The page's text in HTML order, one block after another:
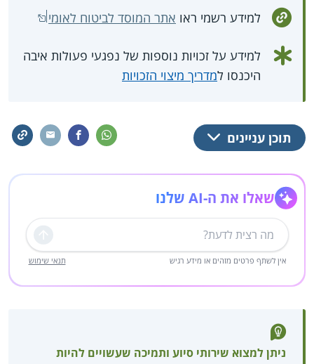
למידע רשמי ראו אתר המוסד לביטוח לאומי
למידע על זכויות נוספות של נפגעי פעולות איבה
היכנסו למדריך מיצוי הזכויות
תוכן עניינים
שאלו את ה-AI שלנו
שליחה
אין לשתף פרטים מזהים או מידע רגיש תנאי שימוש
ניתן למצוא שירותי סיוע ותמיכה שעשויים להיות